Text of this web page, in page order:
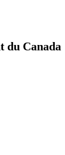
du Canada